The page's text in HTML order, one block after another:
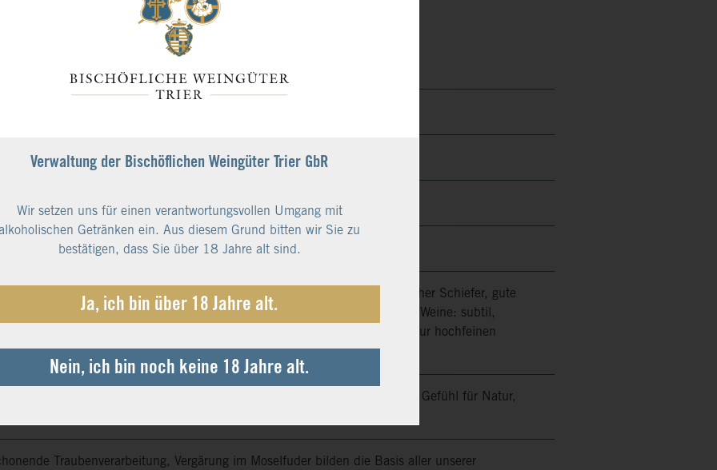
Cru-Lagen in einem Nebental der Saar: Stark verwitterter grauer bis rötlicher Schiefer, gute
windoffen und etwas kühler als die Cru-Lagen unmittelbar am Fluss. Die Weine: subtil,
edel mit tollem Reifepotential. Qualitäten: Vom tänzelnden Kabinett bis zur hochfeinen
ist alles möglich.
im Weinbau, früher wie heute sehr viel Handarbeit von Menschen mit Gefühl für Natur,
und Riesling. Das Ergebnis: Erstklassige Weine mit Qualität und Stil!
Traubenverarbeitung, Vergärung im Moselfuder bilden die Basis aller unserer
Verwaltung der Bischöflichen Weingüter Trier GbR
Wir setzen uns für einen verantwortungsvollen Umgang mit
Getränken ein. Aus diesem Grund bitten wir Sie zu
bestätigen, dass Sie über 18 Jahre alt sind.
Ja, ich bin über 18 Jahre alt.
Nein, ich bin noch keine 18 Jahre alt.